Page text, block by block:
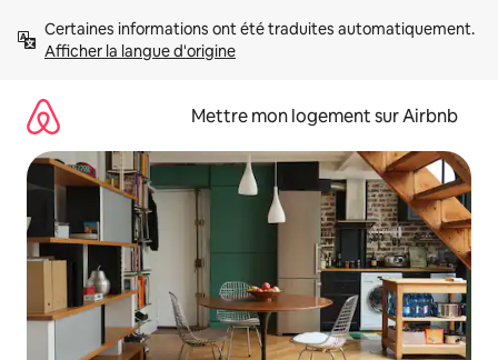
directement
Afficher la langue d'origine
Mettre mon logement sur Airbnb